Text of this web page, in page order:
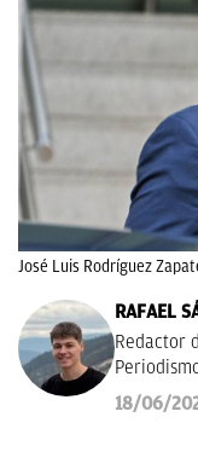
José Luis Rodríguez
RAFAEL
Redactor
Madrid.
18/06/